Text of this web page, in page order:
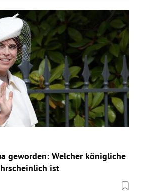
geworden: Welcher königliche
ist